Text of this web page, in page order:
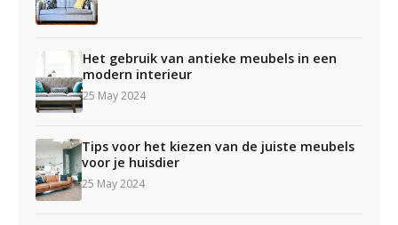
Het gebruik van antieke meubels in een
modern interieur
25 May 2024
Tips voor het kiezen van de juiste meubels
voor je huisdier
25 May 2024